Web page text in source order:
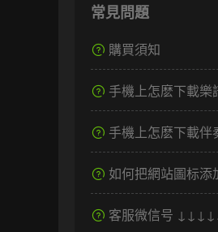
常見問題
購買須知
手機上怎麽下載樂
手機上怎麽下載伴
如何把網站圖标添
客服微信号